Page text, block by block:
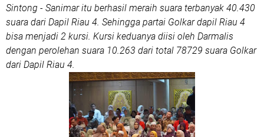
Sintong - Sanimar itu berhasil meraih suara terbanyak 40.430
suara dari Dapil Riau 4. Sehingga partai Golkar dapil Riau 4
bisa menjadi 2 kursi. Kursi keduanya diisi oleh Darmalis
dengan perolehan suara 10.263 dari total 78729 suara Golkar
dari Dapil Riau 4.